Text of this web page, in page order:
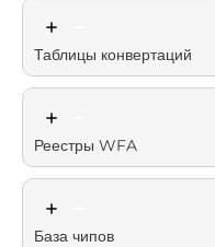
Таблицы конвертаций
Реестры WFA
База чипов